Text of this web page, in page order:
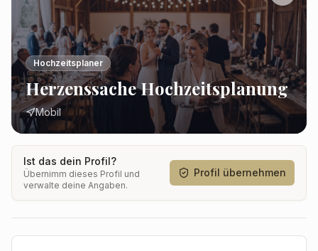
Hochzeitsplaner
Herzenssache Hochzeitsplanung
Mobil
Ist das dein Profil?
Übernimm dieses Profil und
verwalte deine Angaben.
Profil übernehmen